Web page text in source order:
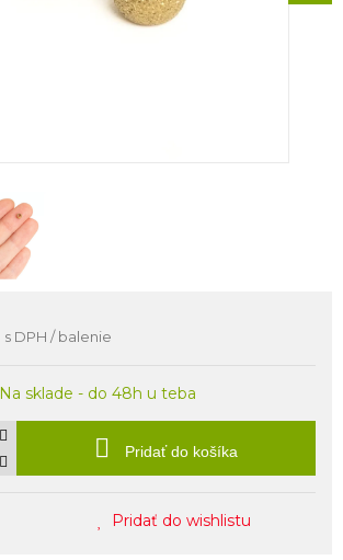
s DPH / balenie
Na sklade - do 48h u teba
Pridať do košíka
Pridať do wishlistu